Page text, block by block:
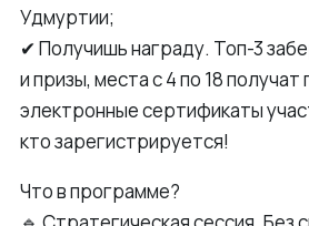
Удмуртии;
✔ Получишь награду. Топ-3
и призы, места с 4 по 18 получат
электронные сертификаты
кто зарегистрируется!
Что в программе?